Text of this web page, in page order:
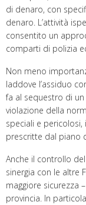
di denaro, con
denaro. L’attività
consentito un
comparti di polizia
Non meno
laddove l’assiduo
fa al sequestro di
violazione della
speciali e
prescritte dal piano
Anche il controllo
sinergia con le altre
maggiore sicurezza
provincia. In